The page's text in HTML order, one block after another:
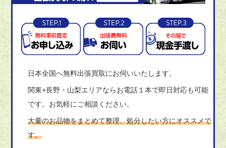
日本全国へ無料出張買取にお伺いいたします。
関東+長野・山梨エリアならお電話１本で即日対応も可能
です。お気軽にご相談ください。
大量のお品物をまとめて整理、処分したい方にオススメで
す。